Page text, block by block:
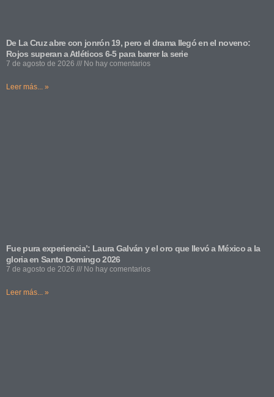
De La Cruz abre con jonrón 19, pero el drama llegó en el noveno:
Rojos superan a Atléticos 6-5 para barrer la serie
7 de agosto de 2026 No hay comentarios
Leer más... »
Fue pura experiencia’: Laura Galván y el oro que llevó a México a la
gloria en Santo Domingo 2026
7 de agosto de 2026 No hay comentarios
Leer más... »